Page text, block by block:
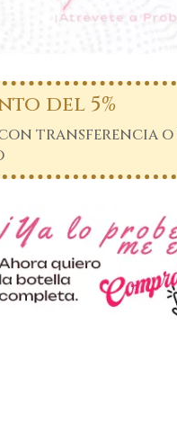
del 5%
transferencia o